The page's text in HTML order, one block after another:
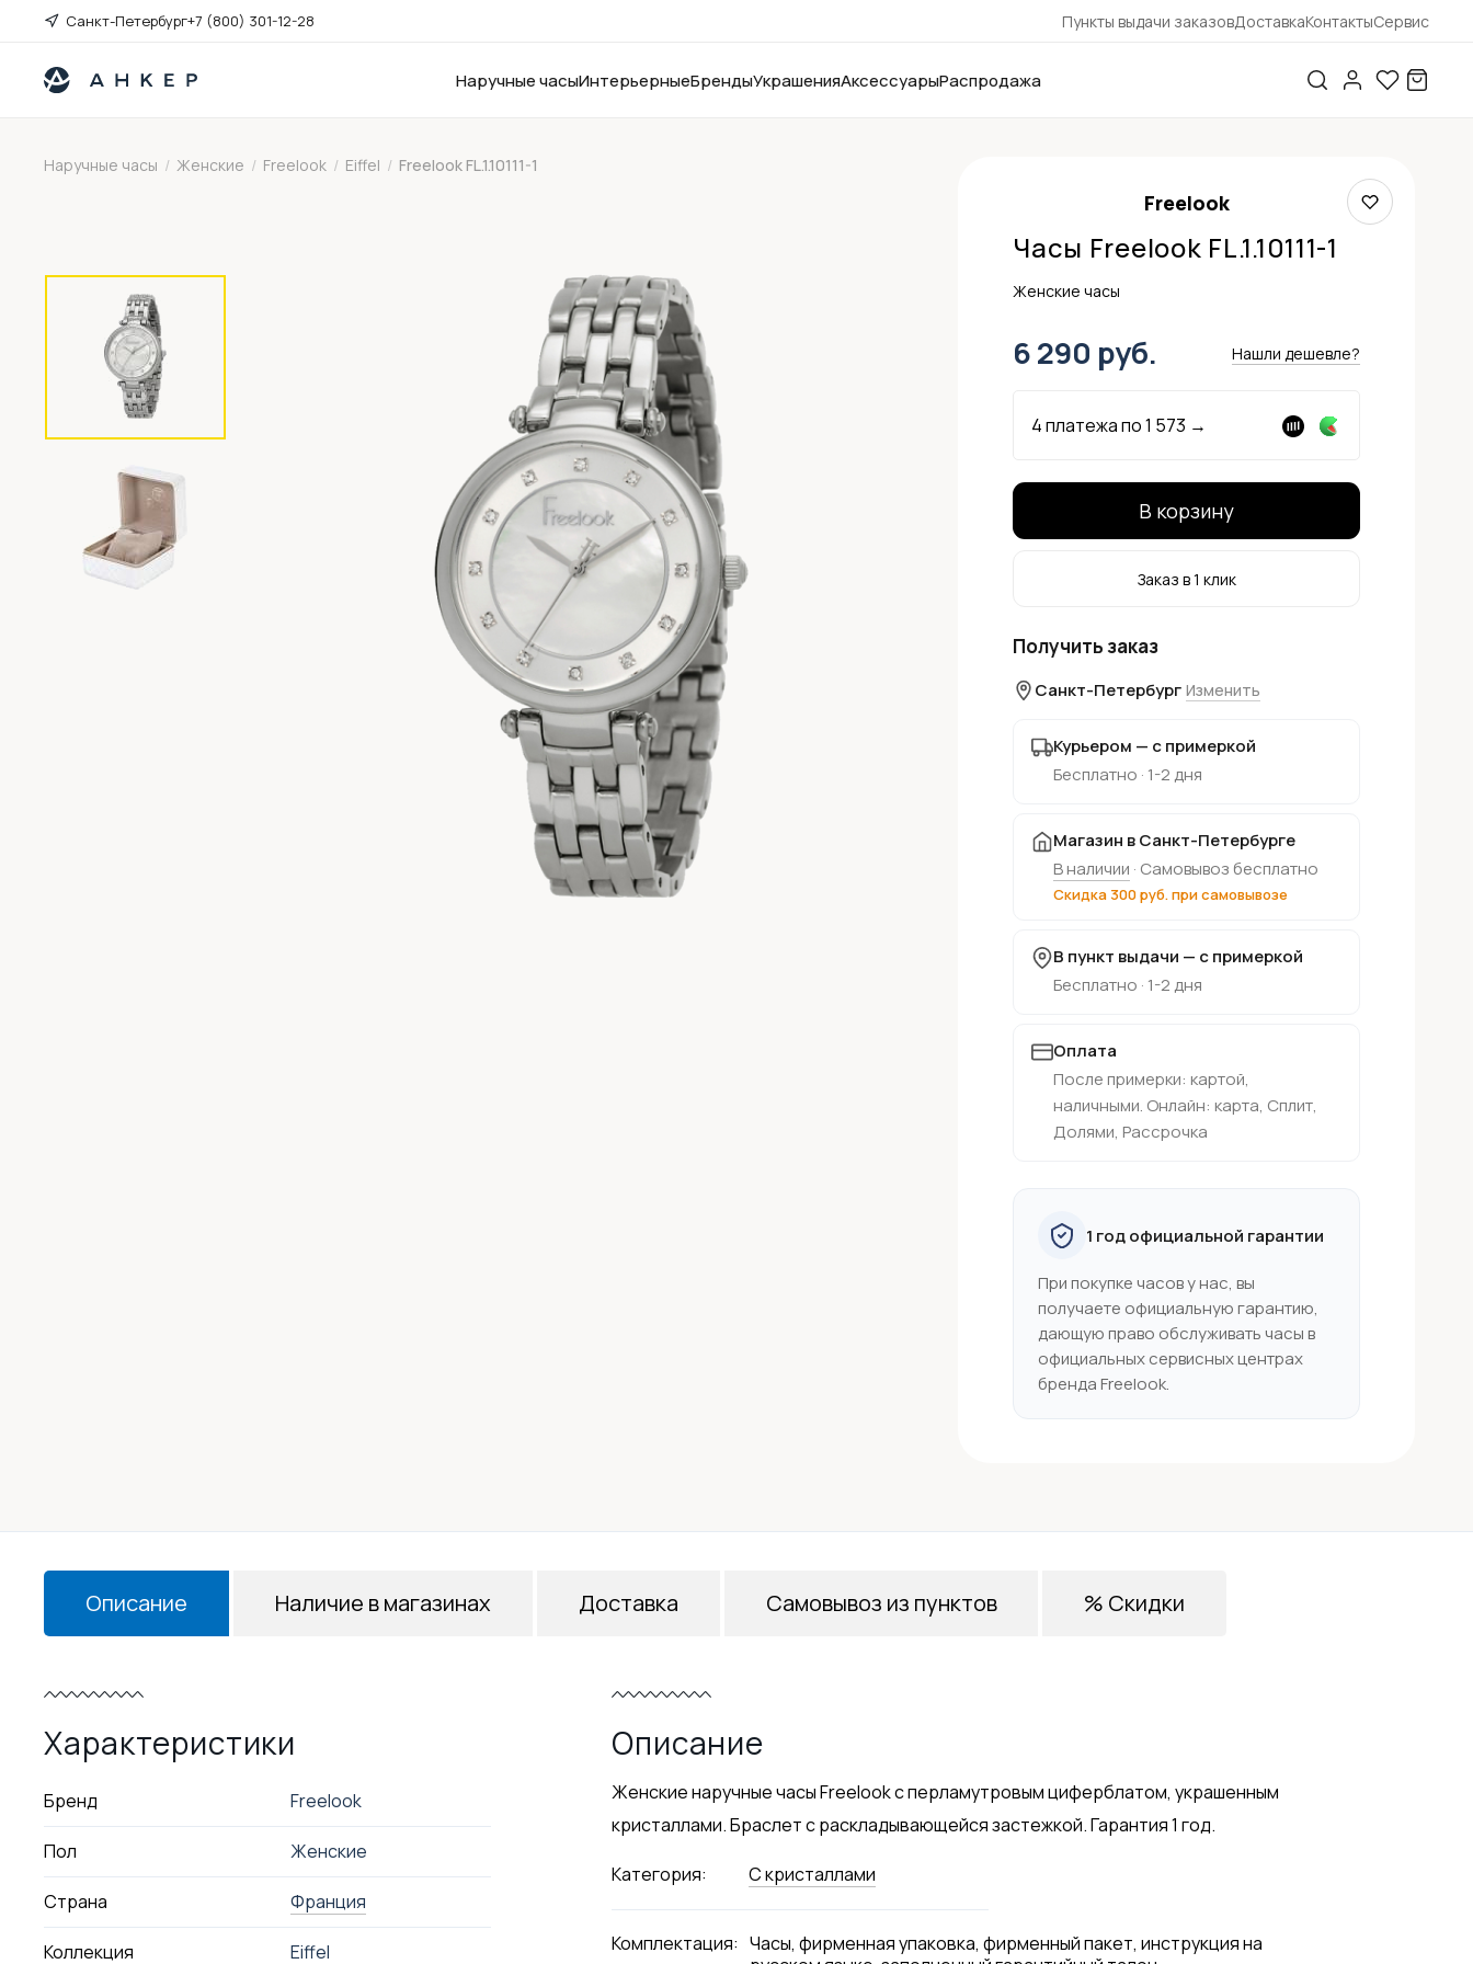
Санкт-Петербург+7 (800) 301-12-28 Пункты выдачи заказовДоставкаКонтактыСервис
Наручные часыИнтерьерныеБрендыУкрашенияАксессуарыРаспродажа
Наручные часы / Женские / Freelook / Eiffel / Freelook FL.1.10111-1
Freelook
Часы Freelook FL.1.10111-1
Женские часы
6 290 руб. Нашли дешевле?
4 платежа по1 573 →
В корзину
Заказ в 1 клик
Получить заказ
Санкт-Петербург Изменить
Курьером — с примеркой
Бесплатно · 1-2 дня
Магазин в Санкт-Петербурге
В наличии · Самовывоз бесплатно
Скидка 300 руб. при самовывозе
В пункт выдачи — с примеркой
Бесплатно · 1-2 дня
Оплата
После примерки: картой,
наличными. Онлайн: карта, Сплит,
Долями, Рассрочка
1 год официальной гарантии
При покупке часов у нас, вы
получаете официальную гарантию,
дающую право обслуживать часы в
официальных сервисных центрах
бренда Freelook.
Описание
Характеристики
Бренд Freelook
Пол Женские
Страна Франция
Коллекция Eiffel
Описание
Женские наручные часы Freelook с перламутровым циферблатом, украшенным
кристаллами. Браслет с раскладывающейся застежкой. Гарантия 1 год.
Категория: С кристаллами
Комплектация: Часы, фирменная упаковка, фирменный пакет, инструкция на
Наличие в магазинах Доставка Самовывоз из пунктов % Скидки